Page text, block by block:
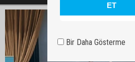
ET
Bir Daha Gösterme